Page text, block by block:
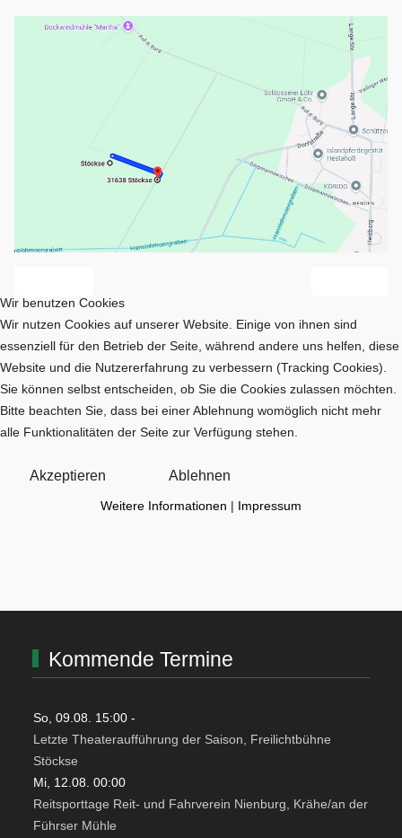
Kommende Termine
So, 09.08. 15:00-
Letzte Theateraufführung der Saison, Freilichtbühne
Stöckse
Mi, 12.08. 00:00
Reitsporttage Reit- und Fahrverein Nienburg, Krähe/an der
Führser Mühle
Wir benutzen Cookies
Wir nutzen Cookies auf unserer Website. Einige von ihnen sind
essenziell für den Betrieb der Seite, während andere uns helfen, diese
Website und die Nutzererfahrung zu verbessern (Tracking Cookies).
Sie können selbst entscheiden, ob Sie die Cookies zulassen möchten.
Bitte beachten Sie, dass bei einer Ablehnung womöglich nicht mehr
alle Funktionalitäten der Seite zur Verfügung stehen.
Akzeptieren Ablehnen
Weitere Informationen | Impressum